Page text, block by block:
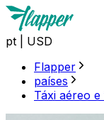
pt
USD
Flapper
países
Táxi aéreo